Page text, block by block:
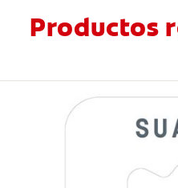
Productos